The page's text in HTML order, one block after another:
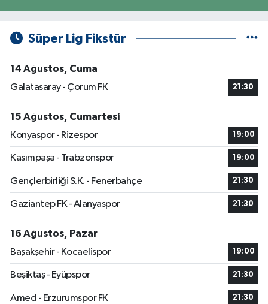
Süper Lig Fikstür
14 Ağustos, Cuma
Galatasaray - Çorum FK
21:30
15 Ağustos, Cumartesi
Konyaspor - Rizespor
19:00
Kasımpaşa - Trabzonspor 19:00
Gençlerbirliği S.K. - Fenerbahçe 21:30
Gaziantep FK - Alanyaspor 21:30
16 Ağustos, Pazar
Başakşehir - Kocaelispor
19:00
Beşiktaş - Eyüpspor 21:30
Amed - Erzurumspor FK 21:30